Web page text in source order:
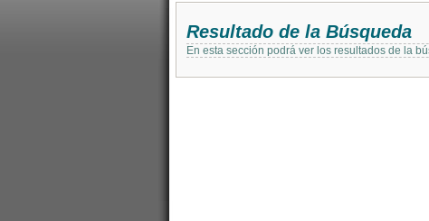
Resultado de la Búsqueda
En esta sección podrá ver los resultados de la